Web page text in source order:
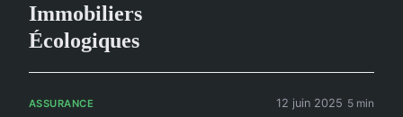
Immobiliers
Écologiques
ASSURANCE 12 juin 2025 5 min